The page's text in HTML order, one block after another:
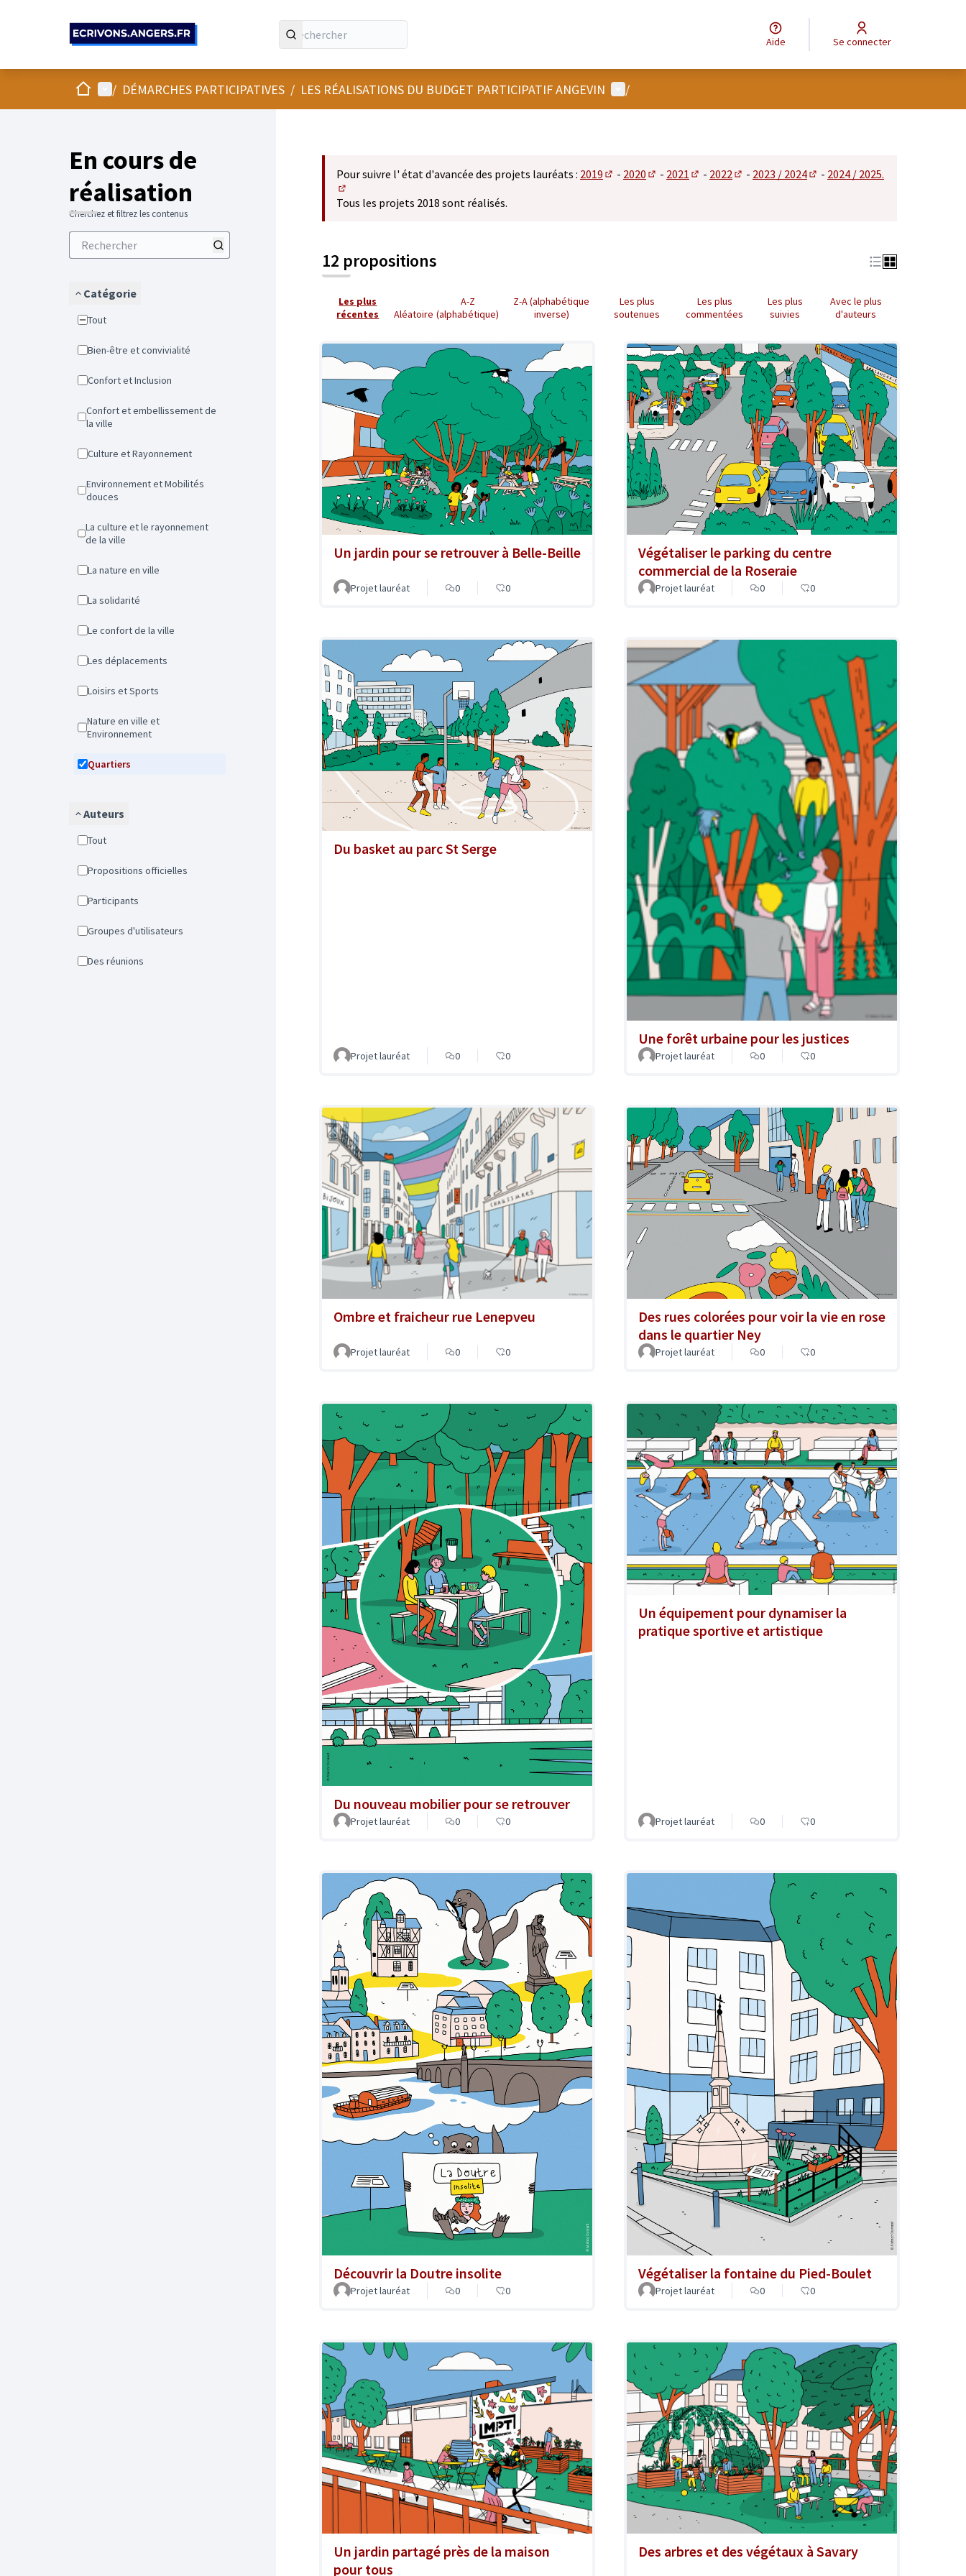
Aide Se connecter
AccueilMenu principal
/ DÉMARCHES PARTICIPATIVES / LES RÉALISATIONS DU BUDGET PARTICIPATIF ANGEVIN Menu utilisateur
/
En cours de
réalisation
Cherchez et filtrez les contenus
Catégorie
Tout
Bien-être et convivialité
Confort et Inclusion
Confort et embellissement de
la ville
Culture et Rayonnement
Environnement et Mobilités
douces
La culture et le rayonnement
de la ville
La nature en ville
La solidarité
Le confort de la ville
Les déplacements
Loisirs et Sports
Nature en ville et
Environnement
Quartiers
Auteurs
Tout
Propositions officielles
Participants
Groupes d'utilisateurs
Des réunions
Pour suivre l' état d'avancée des projets lauréats : 2019 - 2020
(S'ouvre dans un nouvel onglet)
- 2021
(S'ouvre dans un nouvel onglet)
- 2022
(S'ouvre dans un nouvel onglet)
- 2023 / 2024
(S'ouvre dans un nouvel onglet)
- 2024 / 2025.
(S'ouvre dans un nouvel onglet)
Tous les projets 2018 sont réalisés.
12 propositions
Les plus
récentes
Aléatoire
A-Z
(alphabétique)
Z-A (alphabétique
inverse)
Les plus
soutenues
Les plus
commentées
Les plus
suivies
Avec le plus
d'auteurs
Un jardin pour se retrouver à Belle-Beille
Projet lauréat 0 0
Végétaliser le parking du centre
commercial de la Roseraie
Projet lauréat 0 0
Du basket au parc St Serge
Projet lauréat 0 0
Une forêt urbaine pour les justices
Projet lauréat 0 0
Ombre et fraicheur rue Lenepveu
Projet lauréat 0 0
Des rues colorées pour voir la vie en rose
dans le quartier Ney
Projet lauréat 0 0
Du nouveau mobilier pour se retrouver
Projet lauréat 0 0
Un équipement pour dynamiser la
pratique sportive et artistique
Projet lauréat 0 0
Découvrir la Doutre insolite
Projet lauréat 0 0
Végétaliser la fontaine du Pied-Boulet
Projet lauréat 0 0
Un jardin partagé près de la maison
pour tous
Des arbres et des végétaux à Savary